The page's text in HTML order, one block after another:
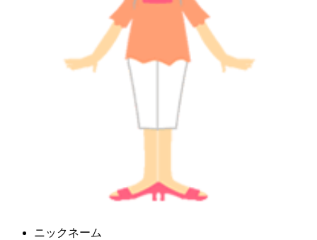
ニックネーム